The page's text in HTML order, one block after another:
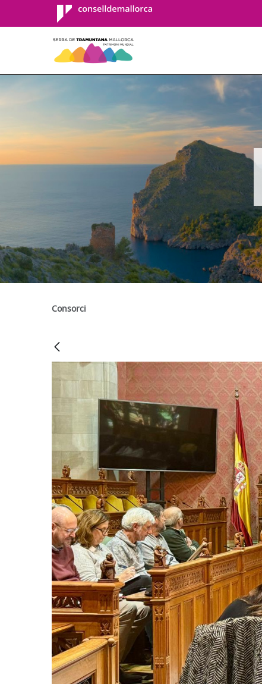
Consell de
Mallorca
Consorci